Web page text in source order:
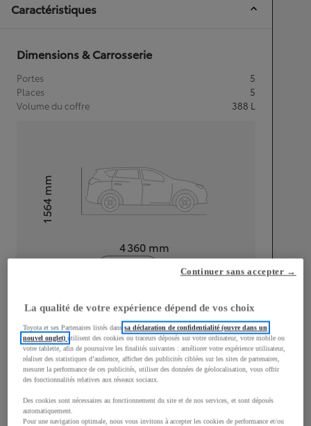
Caractéristiques
Dimensions & Carrosserie
Portes
5
Places
5
Volume du coffre
388 L
4 360 mm
Hauteur1 564
mm
Largeur
1 830mm
Consommation mixte
La qualité de votre expérience dépend de vos choix
Toyota et ses Partenaires listés danssa déclaration de confidentialité (ouvre dans un
nouvel onglet)utilisent des cookies ou traceurs déposés sur votre ordinateur, votre mobile ou
votre tablette, afin de poursuivre les finalités suivantes : améliorer votre expérience utilisateur,
réaliser des statistiques d’audience, afficher des publicités ciblées sur les sites de partenaires,
mesurer la performance de ces publicités, utiliser des données de géolocalisation, vous offrir
des fonctionnalités relatives aux réseaux sociaux.
Des cookies sont nécessaires au fonctionnement du site et de nos services, et sont déposés
automatiquement.
Pour une navigation optimale, nous vous invitons à accepter les cookies de performance et/ou
Continuer sans accepter →